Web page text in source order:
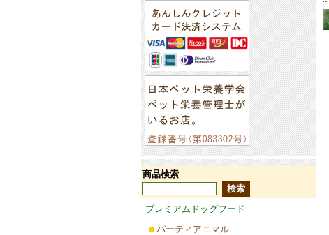
商品検索
プレミアムドッグフード
パーティアニマル